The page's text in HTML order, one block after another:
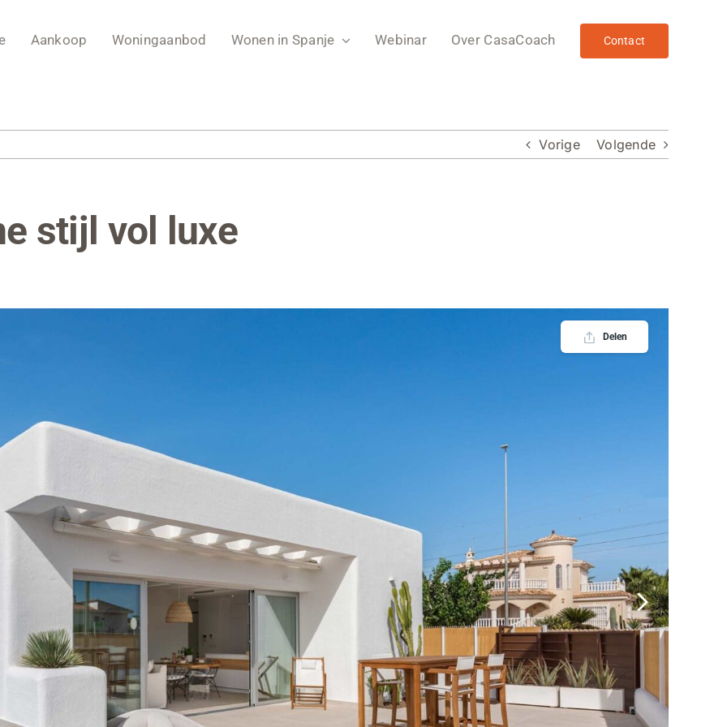
Aankoop Woningaanbod Wonen in Spanje Webinar Over CasaCoach Contact
Vorige Volgende
stijl vol luxe
Delen